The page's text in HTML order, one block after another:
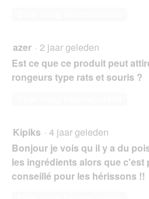
azer · 2 jaar geleden
Est ce que ce produit peut
rongeurs type rats et souris ?
Kipiks · 4 jaar geleden
Bonjour je vois qu il y a du
les ingrédients alors que c'est
conseillé pour les hérissons !!